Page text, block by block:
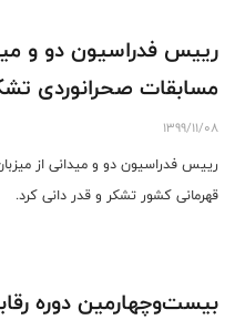
رییس فدراسیون دو و
مسابقات صحرانوردی
1399/11/08
رییس فدراسیون دو و میدانی از
قهرمانی کشور تشکر و قدر دانی کرد.
بیست‌وچهارمین دوره